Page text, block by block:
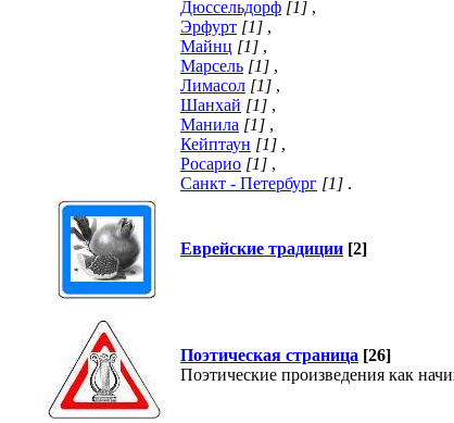
Дюссельдорф [1] ,
Эрфурт [1] ,
Майнц [1] ,
Марсель [1] ,
Лимасол [1] ,
Шанхай [1] ,
Манила [1] ,
Кейптаун [1] ,
Росарио [1] ,
Санкт - Петербург [1] .
Еврейские традиции [2]
Поэтическая страница [26]
Поэтические произведения как